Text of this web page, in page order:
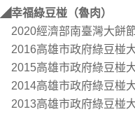
◢幸福綠豆椪（魯肉）
2020經濟部南臺灣大餅
2016高雄市政府綠豆椪
2015高雄市政府綠豆椪
2014高雄市政府綠豆椪
2013高雄市政府綠豆椪